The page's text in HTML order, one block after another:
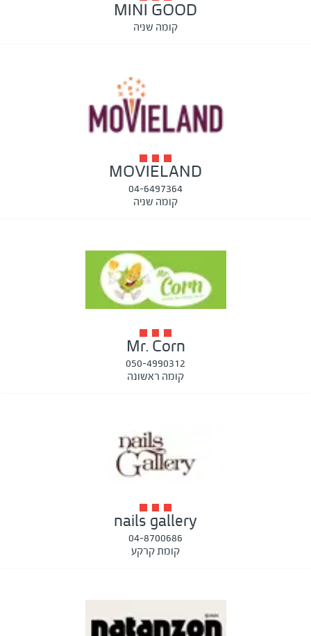
MINI GOOD
קומה שניה
MOVIELAND
04-6497364
קומה שניה
Mr. Corn
050-4990312
קומה ראשונה
nails gallery
04-8700686
קומת קרקע